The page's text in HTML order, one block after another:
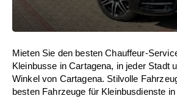
Mieten Sie den besten Chauffeur-
Kleinbusse in Cartagena, in jeder Stadt
Winkel von Cartagena. Stilvolle
besten Fahrzeuge für Kleinbusdienste